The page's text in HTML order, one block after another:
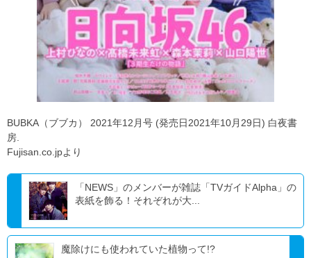
BUBKA（ブブカ） 2021年12月号 (発売日2021年10月29日) 白夜書
房.
Fujisan.co.jpより
「NEWS」のメンバーが雑誌「TVガイドAlpha」の
表紙を飾る！それぞれが大...
魔除けにも使われていた植物って!?